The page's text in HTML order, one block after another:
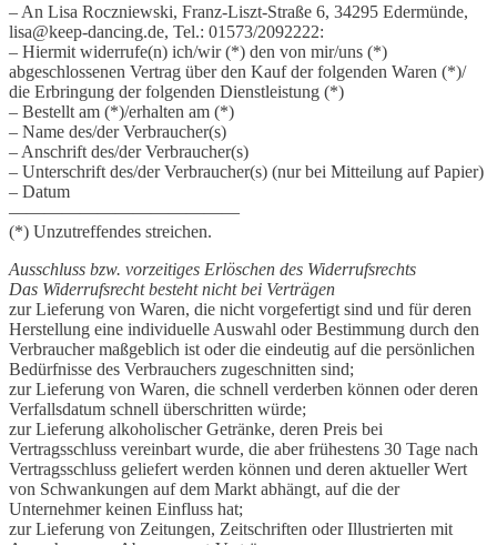
– An Lisa Roczniewski, Franz-Liszt-Straße 6, 34295 Edermünde,
lisa@keep-dancing.de, Tel.: 01573/2092222:
– Hiermit widerrufe(n) ich/wir (*) den von mir/uns (*)
abgeschlossenen Vertrag über den Kauf der folgenden Waren (*)/
die Erbringung der folgenden Dienstleistung (*)
– Bestellt am (*)/erhalten am (*)
– Name des/der Verbraucher(s)
– Anschrift des/der Verbraucher(s)
– Unterschrift des/der Verbraucher(s) (nur bei Mitteilung auf Papier)
– Datum
—————————————
(*) Unzutreffendes streichen.
Ausschluss bzw. vorzeitiges Erlöschen des Widerrufsrechts
Das Widerrufsrecht besteht nicht bei Verträgen
zur Lieferung von Waren, die nicht vorgefertigt sind und für deren
Herstellung eine individuelle Auswahl oder Bestimmung durch den
Verbraucher maßgeblich ist oder die eindeutig auf die persönlichen
Bedürfnisse des Verbrauchers zugeschnitten sind;
zur Lieferung von Waren, die schnell verderben können oder deren
Verfallsdatum schnell überschritten würde;
zur Lieferung alkoholischer Getränke, deren Preis bei
Vertragsschluss vereinbart wurde, die aber frühestens 30 Tage nach
Vertragsschluss geliefert werden können und deren aktueller Wert
von Schwankungen auf dem Markt abhängt, auf die der
Unternehmer keinen Einfluss hat;
zur Lieferung von Zeitungen, Zeitschriften oder Illustrierten mit